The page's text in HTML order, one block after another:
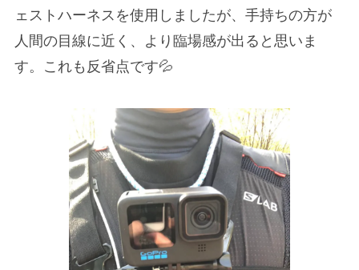
ェストハーネスを使用しましたが、手持ちの方が
人間の目線に近く、より臨場感が出ると思いま
す。これも反省点です💦